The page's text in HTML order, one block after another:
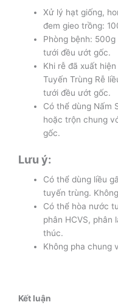
Xử lý hạt giống,
đem gieo trồng:
Phòng bệnh:
tưới đều ướt gốc.
Khi rễ đã xuất
Tuyến Trùng Rễ
tưới đều ướt gốc.
Có thể dùng Nấm
hoặc trộn chung
gốc.
Lưu ý:
Có thể dùng liều
tuyến trùng.
Có thể hòa nước
phân HCVS, phân
thúc.
Không pha chung
Kết luận